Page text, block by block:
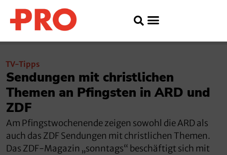
TV-Tipps
Sendungen mit christlichen
Themen an Pfingsten in ARD und
ZDF
Am Pfingstwochenende zeigen sowohl die ARD als
auch das ZDF Sendungen mit christlichen Themen.
Das ZDF-Magazin „sonntags“ beschäftigt sich mit